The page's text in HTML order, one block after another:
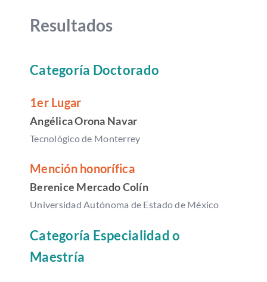
Resultados
Categoría Doctorado
1er Lugar
Angélica Orona Navar
Tecnológico de Monterrey
Mención honorífica
Berenice Mercado Colín
Universidad Autónoma de Estado de México
Categoría Especialidad o
Maestría